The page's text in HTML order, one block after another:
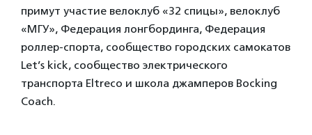
примут участие велоклуб «32 спицы», велоклуб
«МГУ», Федерация лонгбординга, Федерация
роллер-спорта, сообщество городских самокатов
Let’s kick, сообщество электрического
транспорта Eltreco и школа джамперов Bocking
Coach.